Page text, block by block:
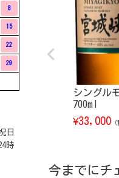
8
15
22
29
日
時
シングル
700ml
¥33,000
今までにチ